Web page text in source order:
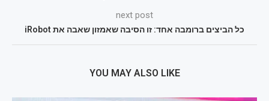
next post
כל הביצים ברומבה אחד: זו הסיבה שאמזון שאבה את iRobot
YOU MAY ALSO LIKE